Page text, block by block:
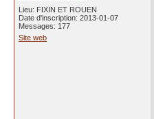
Lieu: FIXIN ET ROUEN
Date d'inscription: 2013-01-07
Messages: 177
Site web